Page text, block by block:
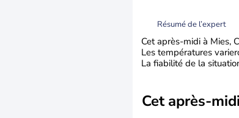
Résumé de l’expert
Cet après-midi à Mies,
Les températures
La fiabilité de la
Cet après-midi